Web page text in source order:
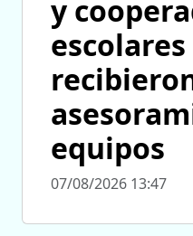
y
equipos
07/08/2026 13:47